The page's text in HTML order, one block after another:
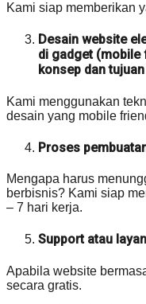
Kami siap memberikan
Desain website
di gadget
konsep dan
Kami menggunakan
desain yang mobile
Proses
Mengapa harus
berbisnis? Kami siap
– 7 hari kerja.
Support atau
Apabila website
secara gratis.